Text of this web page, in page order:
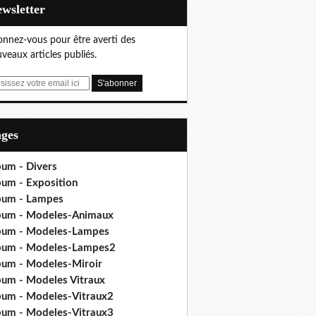
vous pour être averti des
articles publiés.
- Divers
- Exposition
- Lampes
- Modeles-Animaux
- Modeles-Lampes
- Modeles-Lampes2
- Modeles-Miroir
- Modeles Vitraux
- Modeles-Vitraux2
- Modeles-Vitraux3